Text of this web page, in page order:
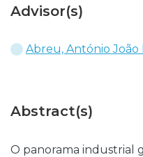
Advisor(s)
Abreu, António João
Abstract(s)
O panorama industrial